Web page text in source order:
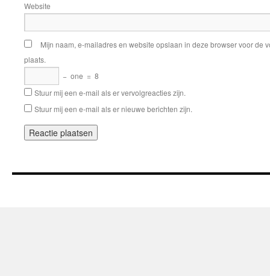
Website
Mijn naam, e-mailadres en website opslaan in deze browser voor de
plaats.
− one = 8
Stuur mij een e-mail als er vervolgreacties zijn.
Stuur mij een e-mail als er nieuwe berichten zijn.